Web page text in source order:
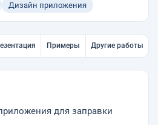
Дизайн приложения
Примеры Другие работы
для заправки